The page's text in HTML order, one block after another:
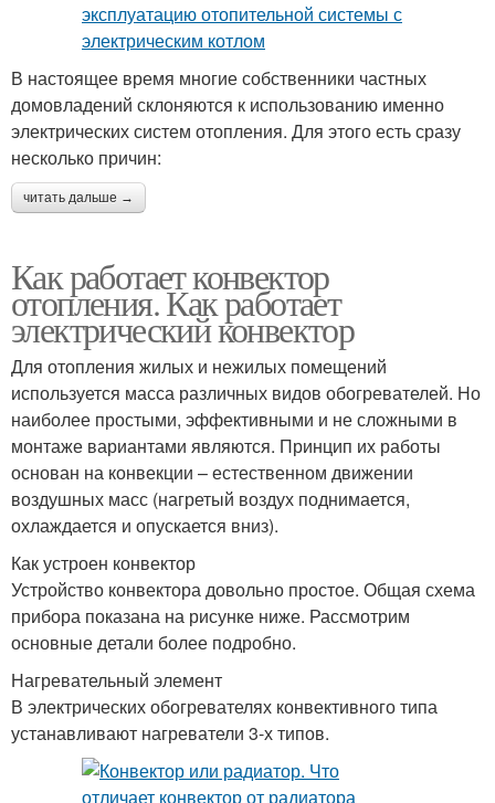
В настоящее время многие собственники частных
домовладений склоняются к использованию именно
электрических систем отопления. Для этого есть сразу
несколько причин:
читать дальше →
Как работает конвектор
отопления. Как работает
электрический конвектор
Для отопления жилых и нежилых помещений
используется масса различных видов обогревателей. Но
наиболее простыми, эффективными и не сложными в
монтаже вариантами являются. Принцип их работы
основан на конвекции – естественном движении
воздушных масс (нагретый воздух поднимается,
охлаждается и опускается вниз).
Как устроен конвектор
Устройство конвектора довольно простое. Общая схема
прибора показана на рисунке ниже. Рассмотрим
основные детали более подробно.
Нагревательный элемент
В электрических обогревателях конвективного типа
устанавливают нагреватели 3-х типов.